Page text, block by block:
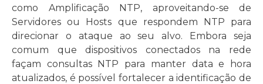
como Amplificação NTP, aproveitando-se de
Servidores ou Hosts que respondem NTP para
direcionar o ataque ao seu alvo. Embora seja
comum que dispositivos conectados na rede
façam consultas NTP para manter data e hora
atualizados, é possível fortalecer a identificação de